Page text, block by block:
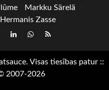
Markku Särelä
Hermanis Zasse
LinkedInwhatsapp
RSS
Visas tiesības patur ::
2007-2026